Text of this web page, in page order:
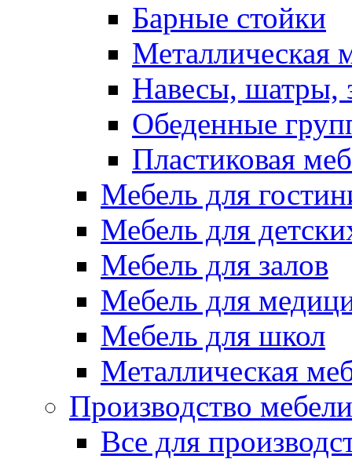
Барные стойки
Металлическая
Навесы, шатры,
Обеденные
Пластиковая
Мебель для
Мебель для
Мебель для залов
Мебель для
Мебель для школ
Металлическая
Производство мебели
Все для